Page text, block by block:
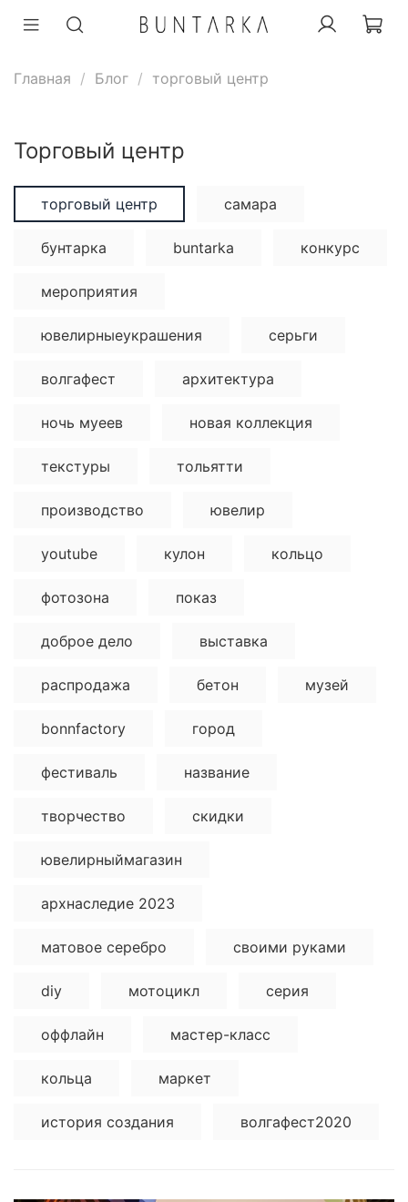
Главная Блог торговый центр
торговый центр
торговый центр самара
бунтарка buntarka конкурс
мероприятия
ювелирныеукрашения серьги
волгафест архитектура
ночь муеев новая коллекция
текстуры тольятти
производство ювелир
youtube кулон кольцо
фотозона показ
доброе дело выставка
распродажа бетон музей
bonnfactory город
фестиваль название
творчество скидки
ювелирныймагазин
архнаследие 2023
матовое серебро своими руками
diy мотоцикл серия
оффлайн мастер-класс
кольца маркет
история создания волгафест2020